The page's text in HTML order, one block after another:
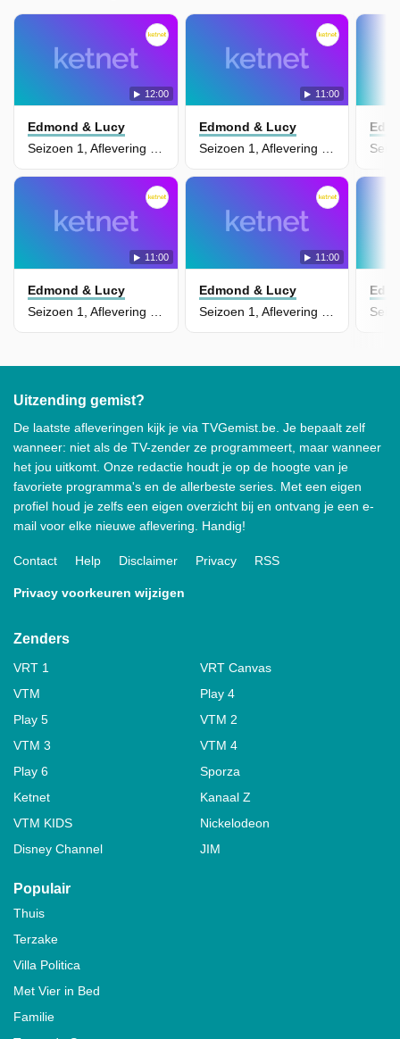
12:00
Edmond & Lucy
Seizoen 1, Aflevering 7 - Opruimen Of Niet
11:00
Edmond & Lucy
Seizoen 1, Aflevering 6 - Het Verrassings-Snackfeestje
11:00
Edmond & Lucy
11:00
Edmond & Lucy
Uitzending gemist?
De laatste afleveringen kijk je via TVGemist.be. Je bepaalt zelf
wanneer: niet als de TV-zender ze programmeert, maar wanneer
het jou uitkomt. Onze redactie houdt je op de hoogte van je
favoriete programma's en de allerbeste series. Met een eigen
profiel houd je zelfs een eigen overzicht bij en ontvang je een e-
mail voor elke nieuwe aflevering. Handig!
Contact Help Disclaimer Privacy RSS
Privacy voorkeuren wijzigen
Zenders
VRT 1
VRT Canvas
VTM
Play 4
Play 5
VTM 2
VTM 3
VTM 4
Play 6
Sporza
Ketnet
Kanaal Z
VTM KIDS
Nickelodeon
Disney Channel
JIM
Populair
Thuis
Terzake
Villa Politica
Met Vier in Bed
Familie